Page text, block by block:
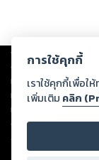
Copyright © 2026
ต่อผลงานหรือเนื้อหาใด
ทรัพย์สินทางปัญญาขอ
ทุกท่านโปรดใช้วิจารณ
หนึ่งส่วนใดขัดต่อกฎหม
ดำเนินการในทันที ทั้ง
ลิขสิทธิ์ พ.ศ. 2537 (ฉบับ
การใช้คุกกี้
เราใช้คุกกี้เพื่อ
เพิ่มเติม คลิก